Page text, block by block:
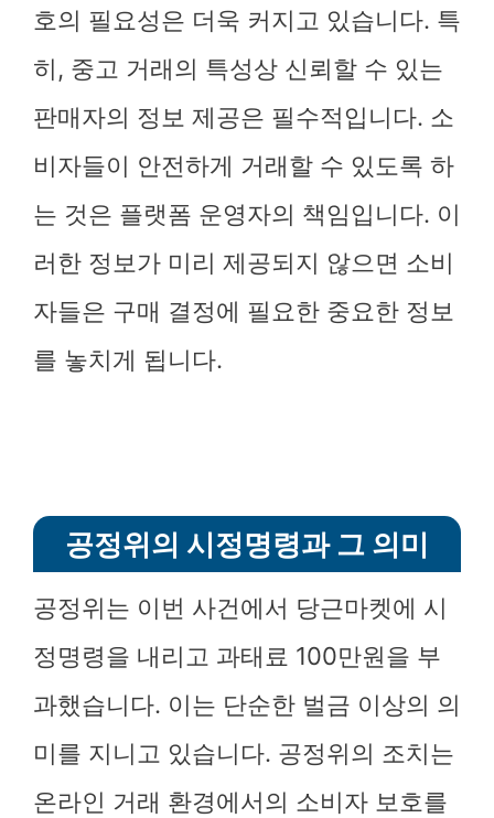
호의 필요성은 더욱 커지고 있습니다. 특
히, 중고 거래의 특성상 신뢰할 수 있는
판매자의 정보 제공은 필수적입니다. 소
비자들이 안전하게 거래할 수 있도록 하
는 것은 플랫폼 운영자의 책임입니다. 이
러한 정보가 미리 제공되지 않으면 소비
자들은 구매 결정에 필요한 중요한 정보
를 놓치게 됩니다.
공정위의 시정명령과 그 의미
공정위는 이번 사건에서 당근마켓에 시
정명령을 내리고 과태료 100만원을 부
과했습니다. 이는 단순한 벌금 이상의 의
미를 지니고 있습니다. 공정위의 조치는
온라인 거래 환경에서의 소비자 보호를